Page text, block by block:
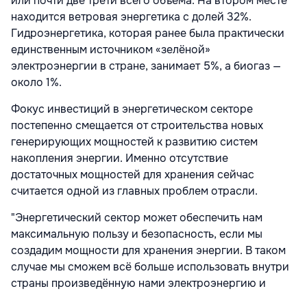
находится ветровая энергетика с долей 32%.
Гидроэнергетика, которая ранее была практически
единственным источником «зелёной»
электроэнергии в стране, занимает 5%, а биогаз —
около 1%.
Фокус инвестиций в энергетическом секторе
постепенно смещается от строительства новых
генерирующих мощностей к развитию систем
накопления энергии. Именно отсутствие
достаточных мощностей для хранения сейчас
считается одной из главных проблем отрасли.
"Энергетический сектор может обеспечить нам
максимальную пользу и безопасность, если мы
создадим мощности для хранения энергии. В таком
случае мы сможем всё больше использовать внутри
страны произведённую нами электроэнергию и